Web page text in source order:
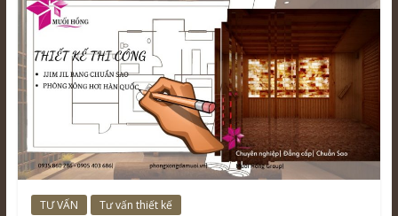
TƯ VẤN Tư vấn thiết kế